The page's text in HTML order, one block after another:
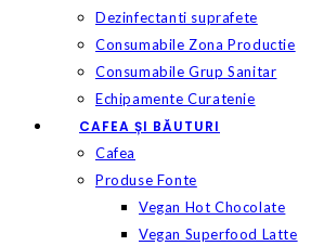
Dezinfectanti suprafete
Consumabile Zona Productie
Consumabile Grup Sanitar
Echipamente Curatenie
CAFEA ȘI BĂUTURI
Cafea
Produse Fonte
Vegan Hot Chocolate
Vegan Superfood Latte